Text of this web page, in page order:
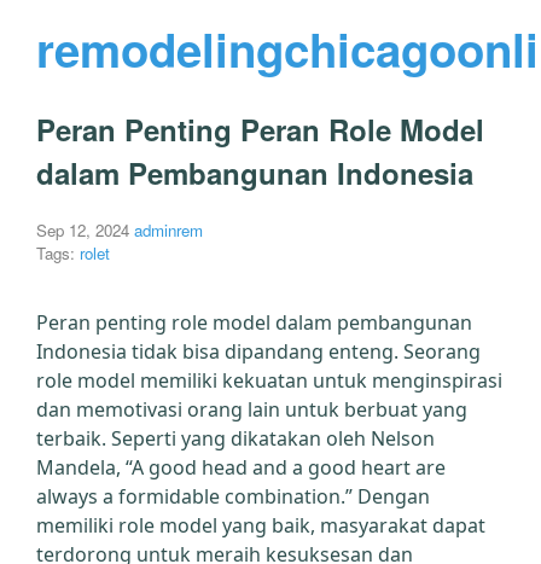
Peran Penting Peran Role Model
dalam Pembangunan Indonesia
Sep 12, 2024 adminrem
Tags: rolet
Peran penting role model dalam pembangunan
Indonesia tidak bisa dipandang enteng. Seorang
role model memiliki kekuatan untuk menginspirasi
dan memotivasi orang lain untuk berbuat yang
terbaik. Seperti yang dikatakan oleh Nelson
Mandela, “A good head and a good heart are
always a formidable combination.” Dengan
memiliki role model yang baik, masyarakat dapat
terdorong untuk meraih kesuksesan dan